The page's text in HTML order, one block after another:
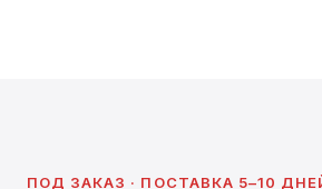
ПОД ЗАКАЗ · ПОСТАВКА 5–10